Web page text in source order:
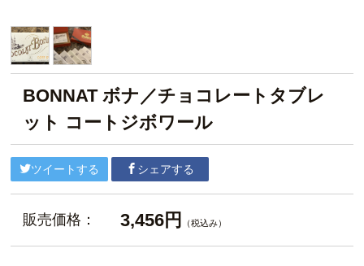
BONNAT ボナ／チョコレートタブレ
ット コートジボワール
ツイートする シェアする
販売価格： 3,456円 （税込み）